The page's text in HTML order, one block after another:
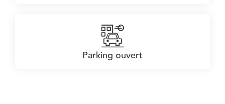
Parking ouvert